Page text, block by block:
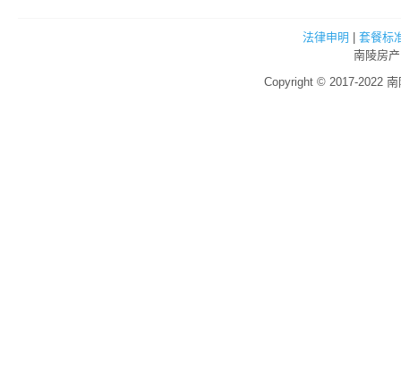
法律申明
套餐标
南陵房
Copyright © 2017-2022